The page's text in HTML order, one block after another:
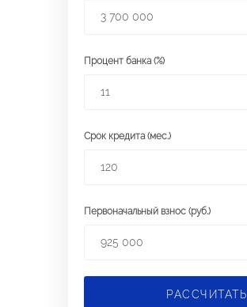
Процент банка (%)
Срок кредита (мес.)
Первоначальный взнос (руб.)
РАССЧИТАТЬ